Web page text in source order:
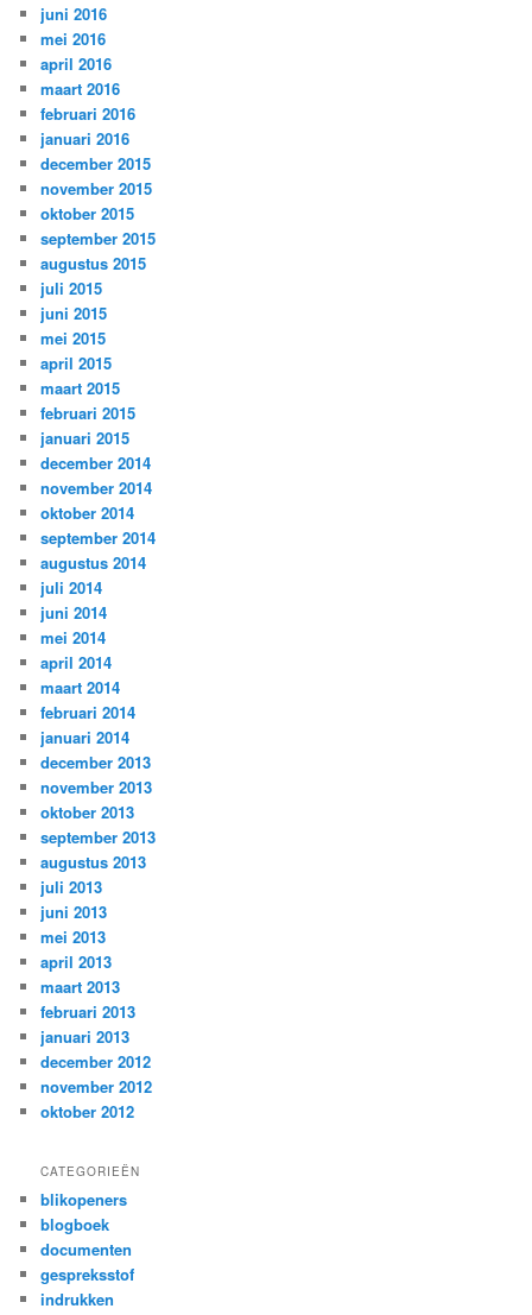
juni 2016
mei 2016
april 2016
maart 2016
februari 2016
januari 2016
december 2015
november 2015
oktober 2015
september 2015
augustus 2015
juli 2015
juni 2015
mei 2015
april 2015
maart 2015
februari 2015
januari 2015
december 2014
november 2014
oktober 2014
september 2014
augustus 2014
juli 2014
juni 2014
mei 2014
april 2014
maart 2014
februari 2014
januari 2014
december 2013
november 2013
oktober 2013
september 2013
augustus 2013
juli 2013
juni 2013
mei 2013
april 2013
maart 2013
februari 2013
januari 2013
december 2012
november 2012
oktober 2012
CATEGORIEËN
blikopeners
blogboek
documenten
gespreksstof
indrukken